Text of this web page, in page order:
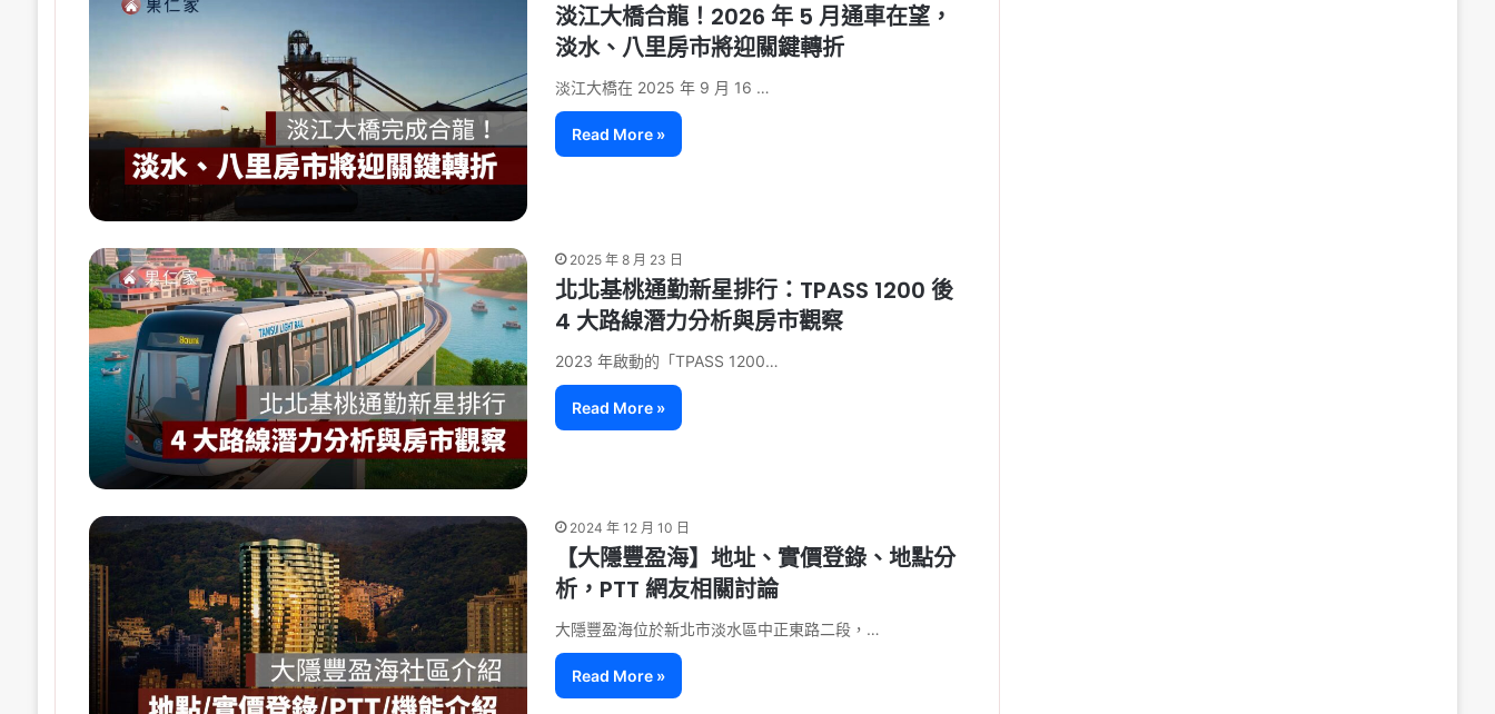
淡江大橋合龍！2026 年 5 月通車在望，
淡水、八里房市將迎關鍵轉折
淡江大橋在 2025 年 9 月 16 …
Read More »
2025 年 8 月 23 日
北北基桃通勤新星排行：TPASS 1200 後
4 大路線潛力分析與房市觀察
2023 年啟動的「TPASS 1200…
Read More »
2024 年 12 月 10 日
【大隱豐盈海】地址、實價登錄、地點分
析，PTT 網友相關討論
大隱豐盈海位於新北市淡水區中正東路二段，…
Read More »